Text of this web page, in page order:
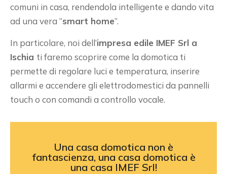
comuni in casa, rendendola intelligente e dando vita
ad una vera “smart home”.
In particolare, noi dell’impresa edile IMEF Srl a
Ischia ti faremo scoprire come la domotica ti
permette di regolare luci e temperatura, inserire
allarmi e accendere gli elettrodomestici da pannelli
touch o con comandi a controllo vocale.
Una casa domotica non è
fantascienza, una casa domotica è
una casa IMEF Srl!